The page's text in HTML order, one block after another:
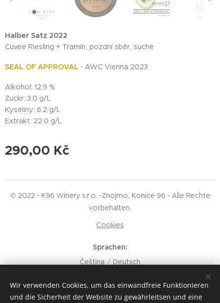
Halber Satz 2022
Cuvee Riesling + Tramín, pozdní sběr, suché
SEAL OF APPROVAL - AWC Vienna 2023
Alkohol: 12.9 %
Zuckr: 3.0 g/L
Kyseliny: 6.2 g/L
Extrakt: 22.0 g/L
290,00 Kč
© 2022 - K96 Winery s.r.o. -Znojmo, Konice 96 - Alle Rechte
vorbehalten.
Cookies
Sprachen
Čeština
Deutsch
Währung
CZK Kč
EUR €
Wir verwenden Cookies, um das einwandfreie Funktionieren
und die Sicherheit der Website zu gewährleitsen und eine